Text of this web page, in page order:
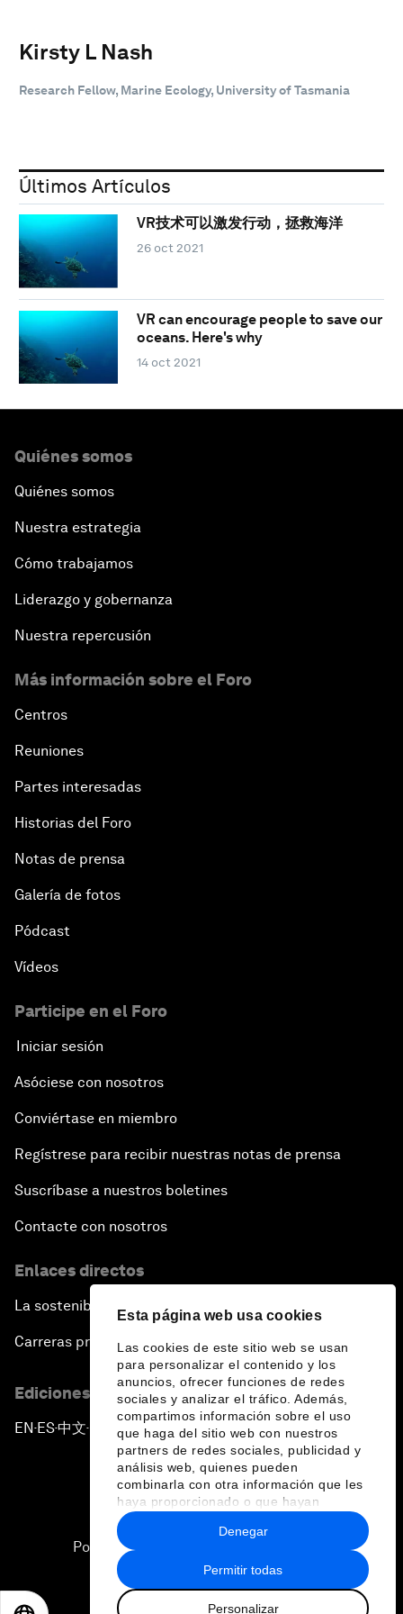
Esta página web usa cookies
Las cookies de este sitio web se usan
para personalizar el contenido y los
anuncios, ofrecer funciones de redes
sociales y analizar el tráfico. Además,
compartimos información sobre el uso
que haga del sitio web con nuestros
partners de redes sociales, publicidad y
análisis web, quienes pueden
combinarla con otra información que les
haya proporcionado o que hayan
recopilado a partir del uso que haya
hecho de sus servicios.
Permitir todas
Personalizar
Denegar
Kirsty L Nash
Research Fellow, Marine Ecology, University of Tasmania
Últimos Artículos
VR技术可以激发行动，拯救海洋
26 oct 2021
VR can encourage people to save our
oceans. Here's why
14 oct 2021
Quiénes somos
Quiénes somos
Nuestra estrategia
Cómo trabajamos
Liderazgo y gobernanza
Nuestra repercusión
Más información sobre el Foro
Centros
Reuniones
Partes interesadas
Historias del Foro
Notas de prensa
Galería de fotos
Pódcast
Vídeos
Participe en el Foro
Iniciar sesión
Asóciese con nosotros
Conviértase en miembro
Regístrese para recibir nuestras notas de prensa
Suscríbase a nuestros boletines
Contacte con nosotros
Enlaces directos
La sostenibilidad en el Foro
Carreras profesionales
Ediciones en otros idiomas
EN ▪ES▪中文▪ 日本語
Política de privacidad y normas de uso
Sitemap